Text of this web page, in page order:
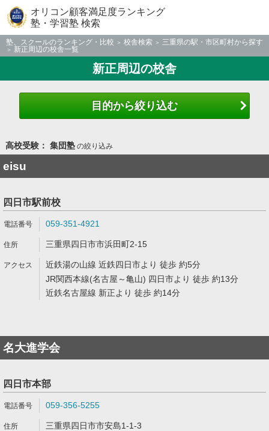
オリコン顧客満足度ランキング
塾・学習塾 検索
塾、スクールのランキング・比較 校舎検索
三重県の駅・市区町村から探す
新正周辺の校舎一覧
新正周辺の校舎
目的から絞り込む
高校受験： 集団塾の絞り込み
eisu
四日市駅前校
059-351-4921
三重県四日市市浜田町2-15
近鉄湯の山線 近鉄四日市より 徒歩 約5分
JR関西本線(名古屋～亀山) 四日市より 徒歩 約13分
近鉄名古屋線 新正より 徒歩 約14分
名大進学会
四日市本部
059-356-5255
三重県四日市市安島1-1-3